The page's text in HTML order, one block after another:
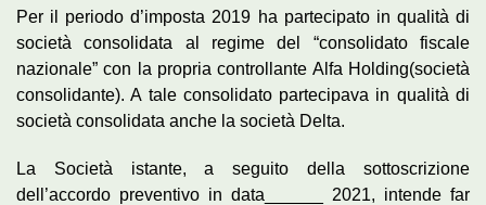
Per il periodo d’imposta 2019 ha partecipato in qualità di
società consolidata al regime del “consolidato fiscale
nazionale” con la propria controllante Alfa Holding(società
consolidante). A tale consolidato partecipava in qualità di
società consolidata anche la società Delta.
La Società istante, a seguito della sottoscrizione
dell’accordo preventivo in data______ 2021, intende far